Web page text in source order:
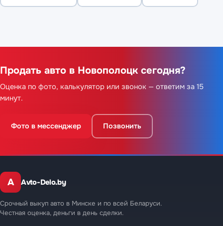
Продать авто в Новополоцк сегодня?
Оценка по фото, калькулятор или звонок — ответим за 15
минут.
Фото в мессенджер Позвонить
A Avto-Delo.by
Срочный выкуп авто в Минске и по всей Беларуси.
Честная оценка, деньги в день сделки.